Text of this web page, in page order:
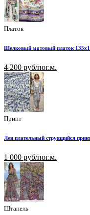
Платок
Шелковый матовый платок
4 200 руб/пог.м.
Принт
Лен плательный струящийся
1 000 руб/пог.м.
Штапель